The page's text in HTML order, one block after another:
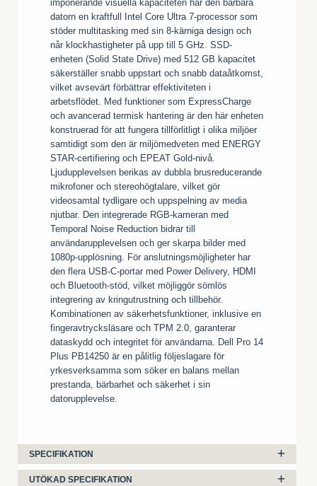
imponerande visuella kapaciteten har den bärbara
datorn en kraftfull Intel Core Ultra 7-processor som
stöder multitasking med sin 8-kärniga design och
når klockhastigheter på upp till 5 GHz. SSD-
enheten (Solid State Drive) med 512 GB kapacitet
säkerställer snabb uppstart och snabb dataåtkomst,
vilket avsevärt förbättrar effektiviteten i
arbetsflödet. Med funktioner som ExpressCharge
och avancerad termisk hantering är den här enheten
konstruerad för att fungera tillförlitligt i olika miljöer
samtidigt som den är miljömedveten med ENERGY
STAR-certifiering och EPEAT Gold-nivå.
Ljudupplevelsen berikas av dubbla brusreducerande
mikrofoner och stereohögtalare, vilket gör
videosamtal tydligare och uppspelning av media
njutbar. Den integrerade RGB-kameran med
Temporal Noise Reduction bidrar till
användarupplevelsen och ger skarpa bilder med
1080p-upplösning. För anslutningsmöjligheter har
den flera USB-C-portar med Power Delivery, HDMI
och Bluetooth-stöd, vilket möjliggör sömlös
integrering av kringutrustning och tillbehör.
Kombinationen av säkerhetsfunktioner, inklusive en
fingeravtrycksläsare och TPM 2.0, garanterar
dataskydd och integritet för användarna. Dell Pro 14
Plus PB14250 är en pålitlig följeslagare för
yrkesverksamma som söker en balans mellan
prestanda, bärbarhet och säkerhet i sin
datorupplevelse.
SPECIFIKATION
UTÖKAD SPECIFIKATION